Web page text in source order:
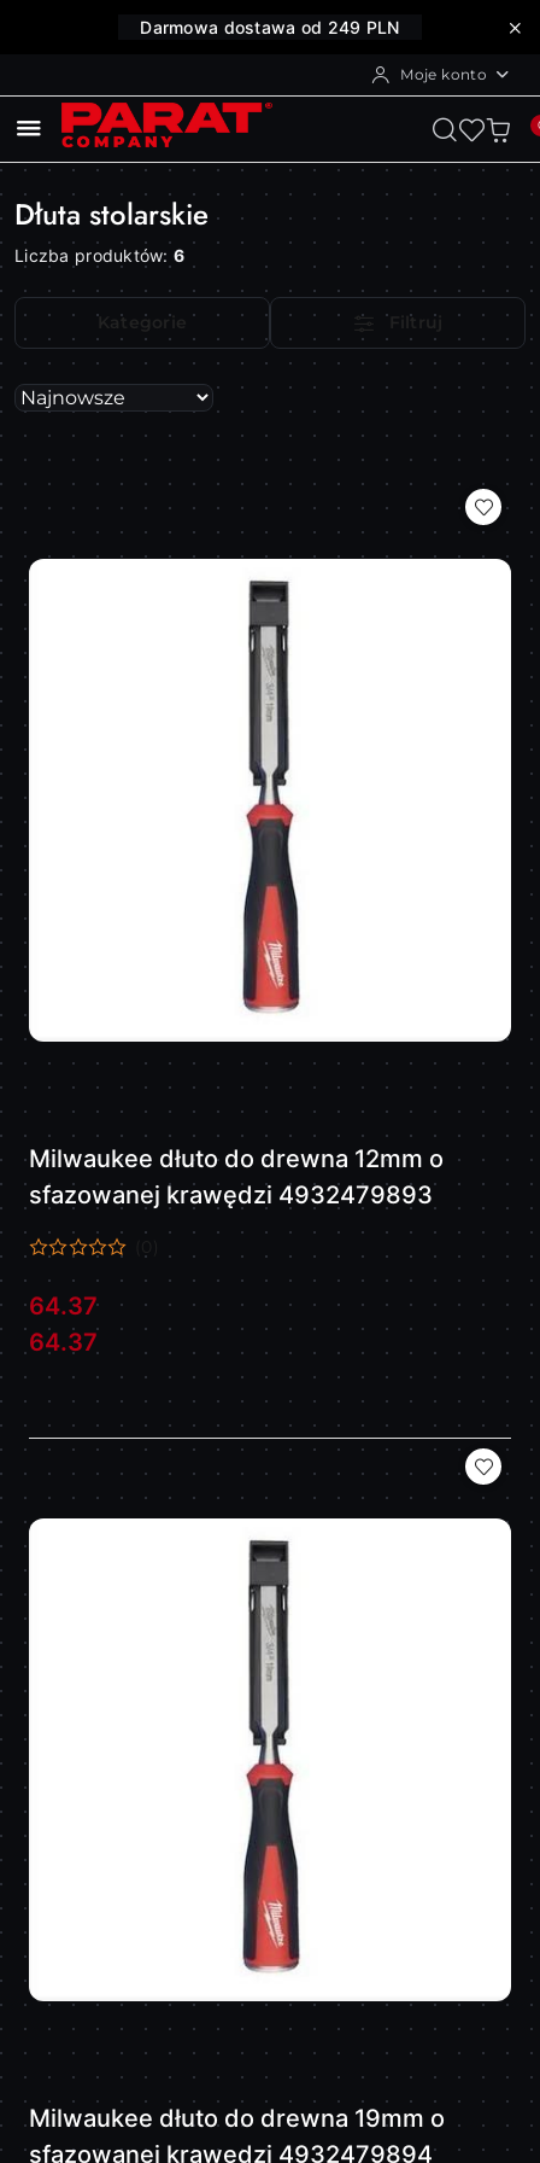
Przejdź do treści głównej
Przejdź do wyszukiwarki
Przejdź do moje konto
Przejdź do menu głównego
Przejdź do stopkiDarmowa dostawa od 249 PLN
Moje konto
Dłuta stolarskie
Liczba produktów:6
Kategorie Filtruj
Zastosowano
Najnowsze.
Sortuj
Milwaukee dłuto do drewna 12mm o
sfazowanej krawędzi 4932479893
Cena:
64.37
Cena:
64.37
Milwaukee dłuto do drewna 19mm o
sfazowanej krawędzi 4932479894